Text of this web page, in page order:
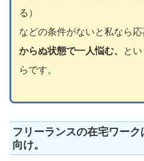
る）
などの条件がないと私なら応
からぬ状態で一人悩む、
と
らです。
フリーランスの在宅ワー
向け。